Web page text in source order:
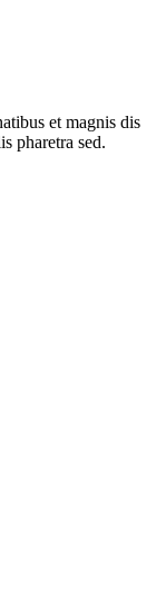
et magnis dis
pharetra sed.